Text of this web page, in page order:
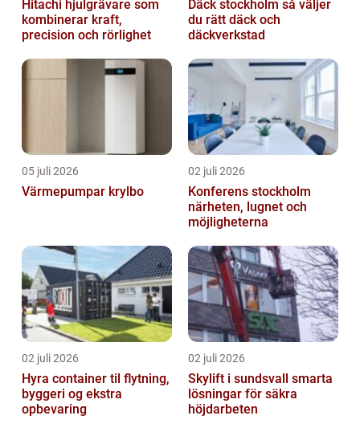
Hitachi hjulgrävare som
kombinerar kraft,
precision och rörlighet
Däck stockholm så väljer
du rätt däck och
däckverkstad
05 juli 2026
Värmepumpar krylbo
02 juli 2026
Konferens stockholm
närheten, lugnet och
möjligheterna
02 juli 2026
Hyra container til flytning,
byggeri og ekstra
opbevaring
02 juli 2026
Skylift i sundsvall smarta
lösningar för säkra
höjdarbeten